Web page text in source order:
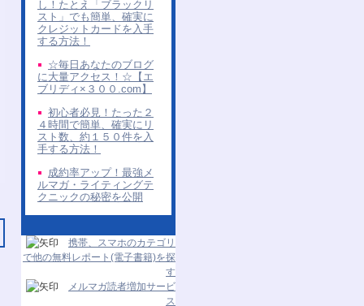
し！たとえ「ブラックリ
スト」でも簡単、確実に
クレジットカードを入手
する方法！
☆毎日あなたのブログ
に大量アクセス！☆【エ
ブリディ×３００.com】
初心者必見！たった２
４時間で簡単、確実にリ
スト数、約１５０件を入
手する方法！
成約率アップ！最強メ
ルマガ・ライティングテ
クニックの秘密を公開
携帯、スマホのカテゴリ
で他の無料レポート(電子書籍)を探
す
メルマガ読者増加サービ
ス